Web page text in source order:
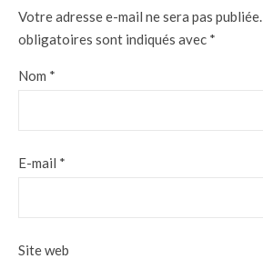
Votre adresse e-mail ne sera pas publiée.
obligatoires sont indiqués avec *
Nom *
E-mail *
Site web